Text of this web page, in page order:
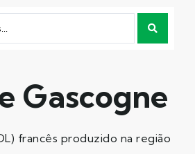
Gascogne
francês produzido na região